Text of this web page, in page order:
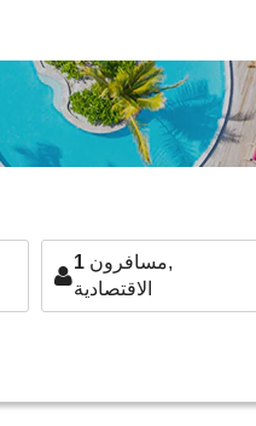
1
مسافرون,
الاقتصادية